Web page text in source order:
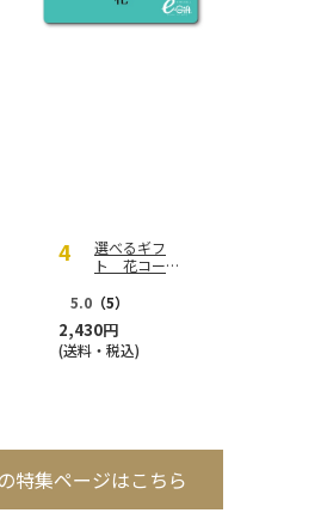
選べるギフ
ト 花コース
ｔ）【慶事
5.0 （5）
2,430円
(送料・税込)
特集ページはこちら